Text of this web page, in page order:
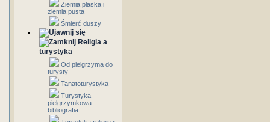
Ziemia płaska i
ziemia pusta
Śmierć duszy
Religia a
turystyka
Od pielgrzyma do
turysty
Tanatoturystyka
Turystyka
pielgrzymkowa -
bibliografia